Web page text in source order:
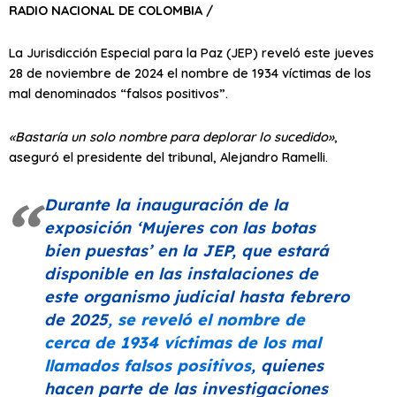
RADIO NACIONAL DE COLOMBIA /
La Jurisdicción Especial para la Paz (JEP) reveló este jueves
28 de noviembre de 2024 el nombre de 1934 víctimas de los
mal denominados “falsos positivos”.
«Bastaría un solo nombre para deplorar lo sucedido»,
aseguró el presidente del tribunal, Alejandro Ramelli.
Durante la inauguración de la
exposición ‘Mujeres con las botas
bien puestas’en la JEP, que estará
disponible en las instalaciones de
este organismo judicial hasta febrero
de 2025, se reveló el nombre de
cerca de 1934 víctimas de los mal
llamados falsos positivos, quienes
hacen parte de las investigaciones